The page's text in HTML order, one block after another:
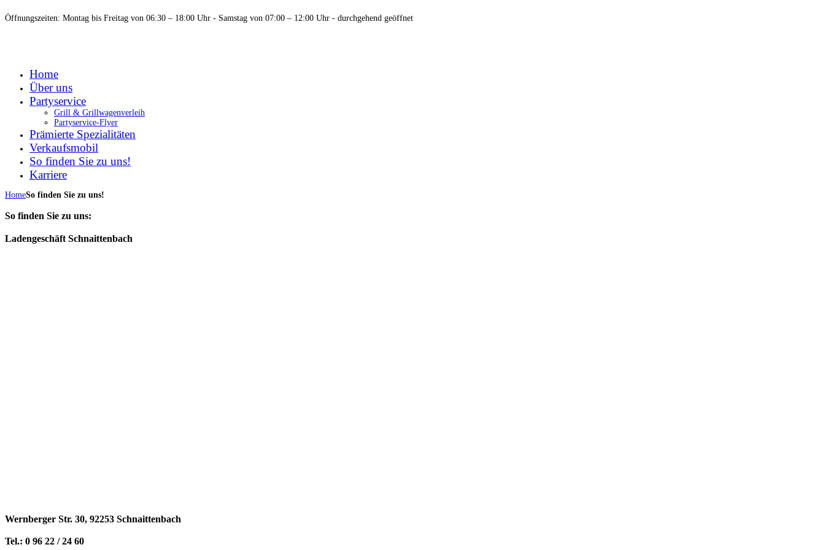
Öffnungszeiten: Montag bis Freitag von 06:30 – 18:00 Uhr - Samstag von 07:00 – 12:00 Uhr - durchgehend geöffnet
Home
Über uns
Partyservice
Grill & Grillwagenverleih
Partyservice-Flyer
Prämierte Spezialitäten
Verkaufsmobil
So finden Sie zu uns!
Karriere
HomeSo finden Sie zu uns!
So finden Sie zu uns:
Ladengeschäft Schnaittenbach
Wernberger Str. 30, 92253 Schnaittenbach
Tel.: 0 96 22 / 24 60